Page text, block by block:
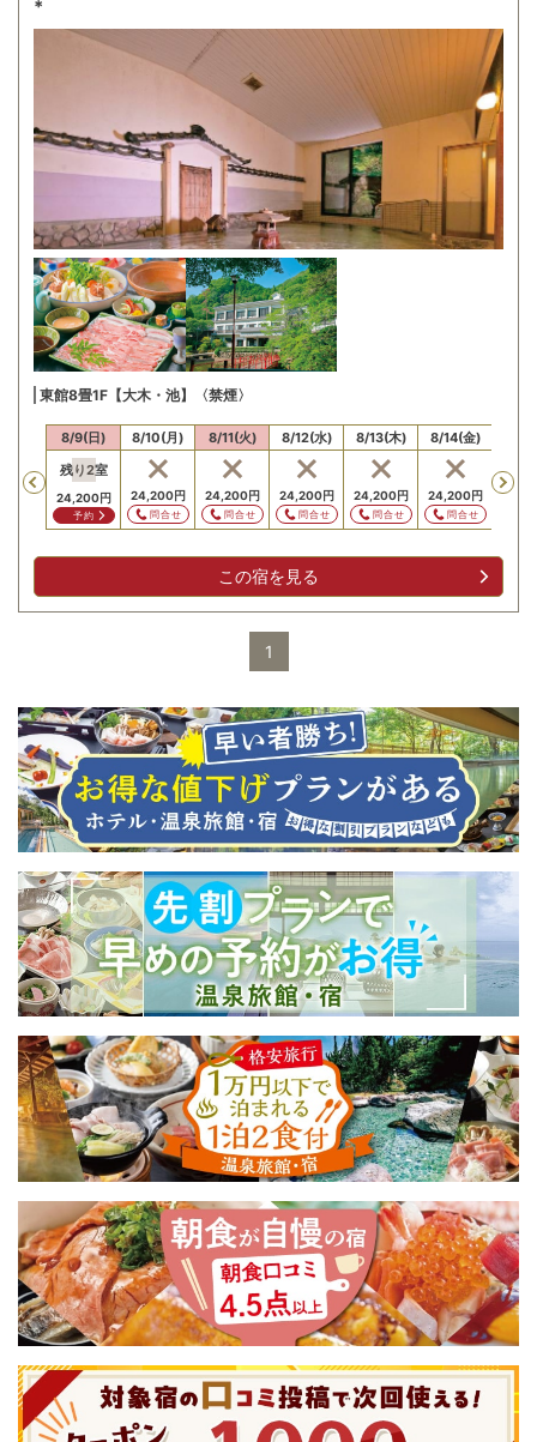
*
東館8畳1F【大木・池】〈禁煙〉
Previous
円
8/9(日)
残り2室
24,200円
予約
8/10(月)
24,200円
問合せ
8/11(火)
24,200円
問合せ
8/12(水)
24,200円
問合せ
8/13(木)
24,200円
問合せ
8/14(金)
24,200円
問合せ
残り
この宿を見る
1